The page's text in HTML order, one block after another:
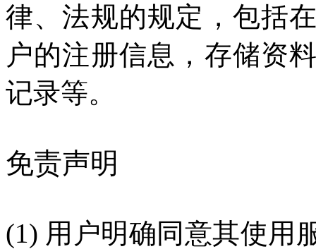
律、法规的规定，包括
户的注册信息，存储资
记录等。
免责声明
(1) 用户明确同意其使用